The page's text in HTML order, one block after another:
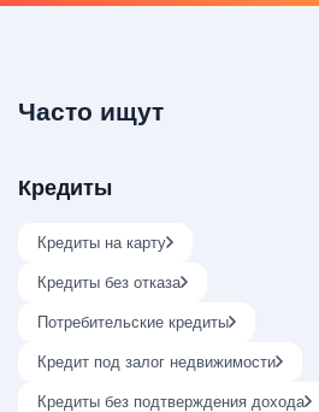
Часто ищут
Кредиты
Кредиты на карту
Кредиты без отказа
Потребительские кредиты
Кредит под залог недвижимости
Кредиты без подтверждения дохода